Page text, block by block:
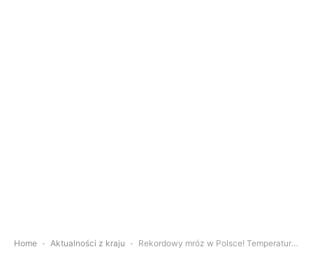
Home - Aktualności z kraju - Rekordowy mróz w Polsce! Temperatura w Tatrach spadła poniżej -41°C